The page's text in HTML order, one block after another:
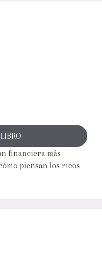
financiera más
piensan los ricos